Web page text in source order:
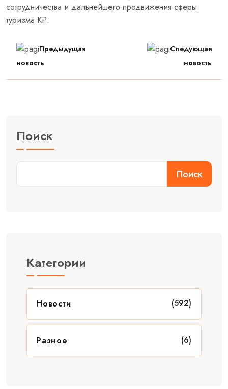
сотрудничества и дальнейшего продвижения сферы
туризма КР.
Предыдущая
новость
Следующая
новость
Поиск
Поиск
Категории
Новости (592)
Разное (6)